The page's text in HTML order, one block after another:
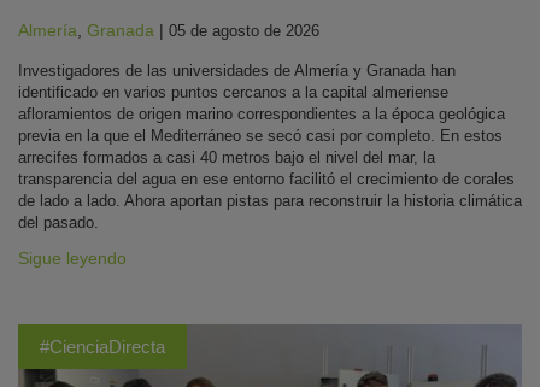
Almería Granada | 05 de agosto de 2026
Investigadores de las universidades de Almería y Granada han
identificado en varios puntos cercanos a la capital almeriense
afloramientos de origen marino correspondientes a la época geológica
previa en la que el Mediterráneo se secó casi por completo. En estos
arrecifes formados a casi 40 metros bajo el nivel del mar, la
transparencia del agua en ese entorno facilitó el crecimiento de corales
de lado a lado. Ahora aportan pistas para reconstruir la historia climática
del pasado.
Sigue leyendo
#CienciaDirecta